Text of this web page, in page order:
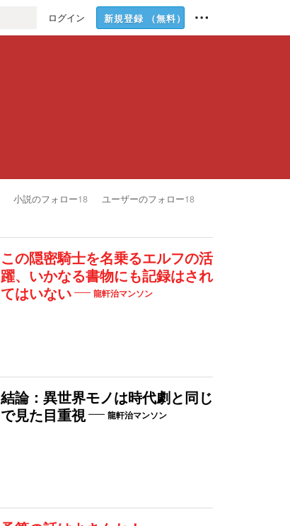
ログイン 新規登録 （無料）
小説のフォロー18 ユーザーのフォロー18
この隠密騎士を名乗るエルフの活
躍、いかなる書物にも記録はされ
てはいない
龍軒治マンソン
結論：異世界モノは時代劇と同じ
で見た目重視
龍軒治マンソン